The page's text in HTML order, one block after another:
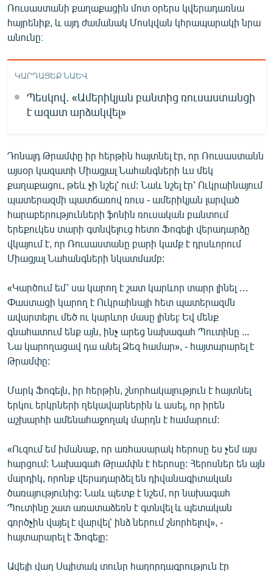
Ռուսաստանի քաղաքացին մոտ օրերս կվերադառնա
հայրենիք, և այդ ժամանակ Մոսկվան կհրապարակի նրա
անունը։
ԿԱՐԴԱՑԵՔ ՆԱԵՎ
Պեսկով․ «Ամերիկյան բանտից ռուսաստանցի
է ազատ արձակվել»
Դոնալդ Թրամփը իր հերթին հայտնել էր, որ Ռուսաստանն
այսօր կազատի Միացյալ Նահանգների ևս մեկ
քաղաքացու, թեև չի նշել՝ ում: Նաև նշել էր՝ Ուկրաինայում
պատերազմի պատճառով ռուս - ամերիկյան լարված
հարաբերությունների ֆոնին ռուսական բանտում
երեքուկես տարի գտնվելուց հետո Ֆոգելի վերադարձը
վկայում է, որ Ռուսաստանը բարի կամք է դրսևորում
Միացյալ Նահանգների նկատմամբ:
«Կարծում եմ՝ սա կարող է շատ կարևոր տարր լինել …
Փաստացի կարող է Ուկրաինայի հետ պատերազմն
ավարտելու մեծ ու կարևոր մասը լինել: Եվ մենք
գնահատում ենք այն, ինչ արեց նախագահ Պուտինը ...
Նա կարողացավ դա անել Ձեզ համար», - հայտարարել է
Թրամփը:
Մարկ Ֆոգելն, իր հերթին, շնորհակալություն է հայտնել
երկու երկրների ղեկավարներին և ասել, որ իրեն
աշխարհի ամենահաջողակ մարդն է համարում:
«Ուզում եմ իմանաք, որ առհասարակ հերոսը ես չեմ այս
հարցում: Նախագահ Թրամփն է հերոսը: Հերոսներ են այն
մարդիկ, որոնք վերադարձել են դիվանագիտական
ծառայությունից: Նաև պետք է նշեմ, որ նախագահ
Պուտինը շատ առատաձեռն է գտնվել և պետական
գործչին վայել է վարվել՝ ինձ ներում շնորհելով», -
հայտարարել է Ֆոգելը:
Ավելի վաղ Սպիտակ տունը հաղորդագրություն էր